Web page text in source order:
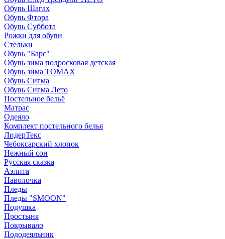
Обувь Шагах
Обувь Фтора
Обувь Суббота
Рожки для обуви
Стельки
Обувь "Барс"
Обувь зима подросковая детская
Обувь зима ТОМАХ
Обувь Сигма
Обувь Сигма Лето
Постельное бельё
Матрас
Одеяло
Комплект постельного белья
ЛидерТекс
Чебоксарский хлопок
Нежный сон
Русская сказка
Аэлита
Наволочка
Пледы
Пледы "SMOON"
Подушка
Простыня
Покрывало
Пододеяльник